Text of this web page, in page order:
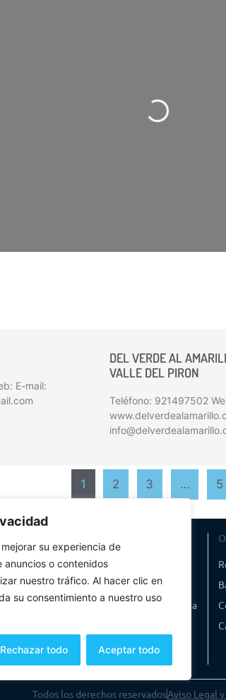
su experiencia de
anuncios o contenidos
nuestro tráfico. Al hacer clic en
su consentimiento a nuestro uso
Rechazar todo Aceptar todo
Cargando…
E-mail:
DEL VERDE AL
VALLE DEL PIRON
Teléfono: 921497502
1 2 3 … 5
Oficinas de turismo
Visitas Guiadas
Folletos y multimedia
Todos los derechos reservadosAviso Legal